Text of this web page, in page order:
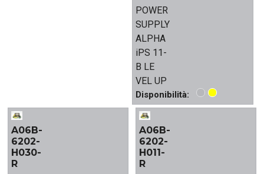
POWER
SUPPLY
ALPHA
iPS 11-
B LE
VEL UP
Disponibilità:
A06B-
6202-
H011-
R
A06B-
6202-
H030-
R